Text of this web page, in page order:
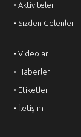
• Aktiviteler
• Sizden Gelenler
• Videolar
• Haberler
• Etiketler
• İletişim